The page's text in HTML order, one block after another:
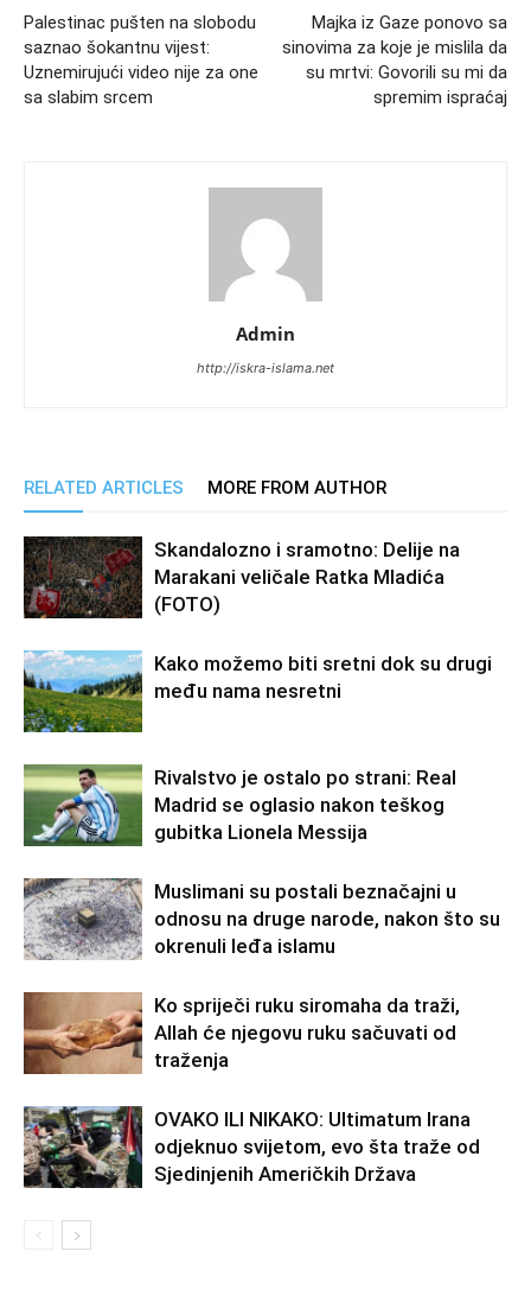
Palestinac pušten na slobodu
saznao šokantnu vijest:
Uznemirujući video nije za one
sa slabim srcem
Majka iz Gaze ponovo sa
sinovima za koje je mislila da
su mrtvi: Govorili su mi da
spremim ispraćaj
Admin
http://iskra-islama.net
RELATED ARTICLES MORE FROM AUTHOR
Skandalozno i sramotno: Delije na
Marakani veličale Ratka Mladića
(FOTO)
Kako možemo biti sretni dok su drugi
među nama nesretni
Rivalstvo je ostalo po strani: Real
Madrid se oglasio nakon teškog
gubitka Lionela Messija
Muslimani su postali beznačajni u
odnosu na druge narode, nakon što su
okrenuli leđa islamu
Ko spriječi ruku siromaha da traži,
Allah će njegovu ruku sačuvati od
traženja
OVAKO ILI NIKAKO: Ultimatum Irana
odjeknuo svijetom, evo šta traže od
Sjedinjenih Američkih Država